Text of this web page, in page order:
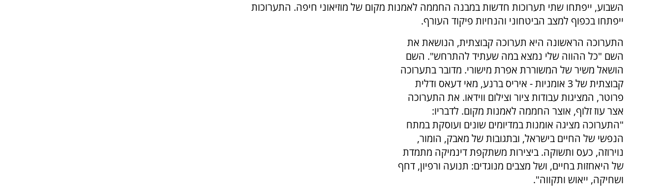
השבוע, ייפתחו שתי תערוכות חדשות במבנה החממה לאמנות מקום של מוזיאוני חיפה. התערוכות
ייפתחו בכפוף למצב הביטחוני והנחיות פיקוד העורף.
התערוכה הראשונה היא תערוכה קבוצתית, הנושאת את
השם "כל ההווה שלי נמצא במה שעתיד להתרחש". השם
הושאל משיר של המשוררת אפרת מישורי. מדובר בתערוכה
קבוצתית של 3 אומניות - איריס ברנע, מאי דעאס ודלית
פרוטר, המציגות עבודות ציור וצילום ווידאו. את התערוכה
אצר עוז זלוף, אוצר החממה לאמנות מקום. לדבריו:
"התערוכה מציגה אומנות במדיומים שונים ועוסקת במתח
הנפשי של החיים בישראל, ובתגובות של מאבק, הומור,
נוירוזה, כעס ותשוקה. ביצירות משתקפת דינמיקה מתמדת
של היאחזות בחיים, ושל מצבים מנוגדים: תנועה ורפיון, דחף
ושחיקה, ייאוש ותקווה".